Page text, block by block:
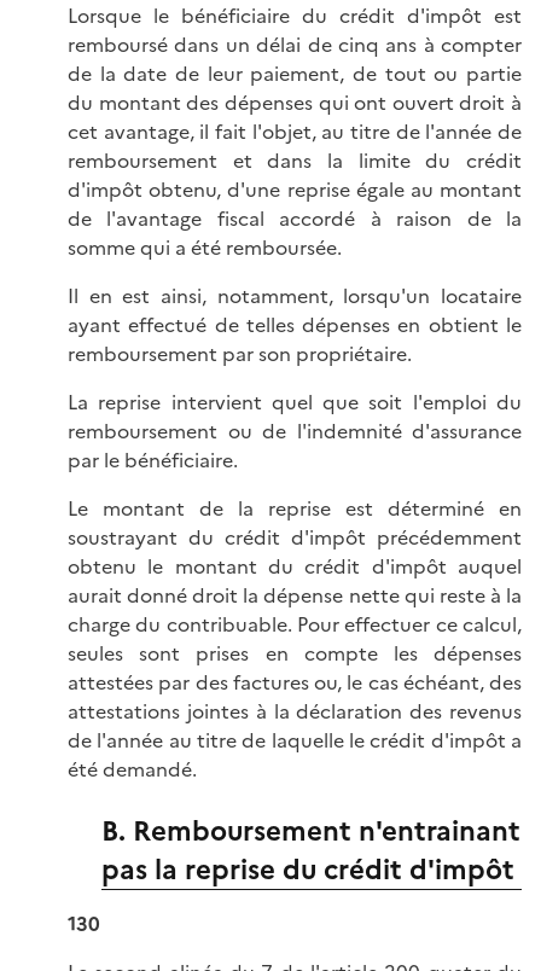
Lorsque le bénéficiaire du crédit d'impôt est
remboursé dans un délai de cinq ans à compter
de la date de leur paiement, de tout ou partie
du montant des dépenses qui ont ouvert droit à
cet avantage, il fait l'objet, au titre de l'année de
remboursement et dans la limite du crédit
d'impôt obtenu, d'une reprise égale au montant
de l'avantage fiscal accordé à raison de la
somme qui a été remboursée.
Il en est ainsi, notamment, lorsqu'un locataire
ayant effectué de telles dépenses en obtient le
remboursement par son propriétaire.
La reprise intervient quel que soit l'emploi du
remboursement ou de l'indemnité d'assurance
par le bénéficiaire.
Le montant de la reprise est déterminé en
soustrayant du crédit d'impôt précédemment
obtenu le montant du crédit d'impôt auquel
aurait donné droit la dépense nette qui reste à la
charge du contribuable. Pour effectuer ce calcul,
seules sont prises en compte les dépenses
attestées par des factures ou, le cas échéant, des
attestations jointes à la déclaration des revenus
de l'année au titre de laquelle le crédit d'impôt a
été demandé.
B. Remboursement n'entrainant
pas la reprise du crédit d'impôt
130